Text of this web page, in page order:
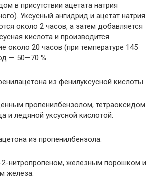
в присутствии ацетата натрия
Уксусный ангидрид и ацетат натрия
около 2 часов, а затем добавляется
кислота и производится
около 20 часов (при температуре 145
— 50—70 %.
пропенилбензолом, тетраоксидом
и ледяной уксусной кислотой:
нитропропеном, железным порошком и
железа: